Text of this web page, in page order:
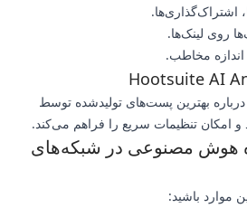
اشتراک‌گذاری‌ها.
روی لینک‌ها.
اندازه مخاطب.
بهترین پست‌های تولیدشده توسط
امکان تنظیمات سریع را فراهم می‌کند.
هوش مصنوعی در شبکه‌های